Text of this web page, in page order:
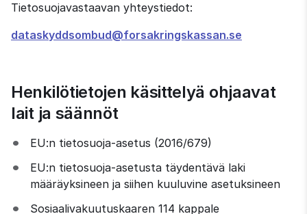
Tietosuojavastaavan yhteystiedot:
dataskyddsombud@forsakringskassan.se
Henkilötietojen käsittelyä ohjaavat
lait ja säännöt
EU:n tietosuoja-asetus (2016/679)
EU:n tietosuoja-asetusta täydentävä laki
määräyksineen ja siihen kuuluvine asetuksineen
Sosiaalivakuutuskaaren 114 kappale